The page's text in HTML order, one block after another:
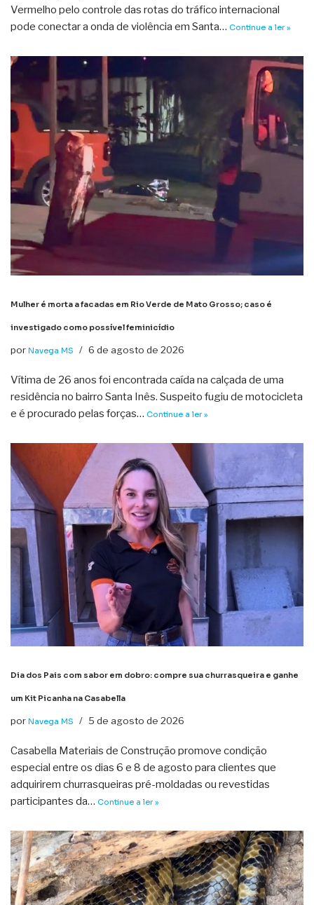
Vermelho pelo controle das rotas do tráfico internacional
pode conectar a onda de violência em Santa… Continue a ler »
Mulher é morta a facadas em Rio Verde de Mato Grosso; caso é
investigado como possível feminicídio
por Navega MS 6 de agosto de 2026
Vítima de 26 anos foi encontrada caída na calçada de uma
residência no bairro Santa Inês. Suspeito fugiu de motocicleta
e é procurado pelas forças… Continue a ler »
Dia dos Pais com sabor em dobro: compre sua churrasqueira e ganhe
um Kit Picanha na Casabella
por Navega MS 5 de agosto de 2026
Casabella Materiais de Construção promove condição
especial entre os dias 6 e 8 de agosto para clientes que
adquirirem churrasqueiras pré-moldadas ou revestidas
participantes da… Continue a ler »